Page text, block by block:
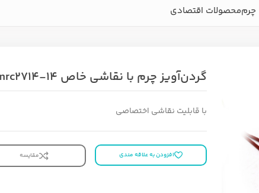
چرممحصولات اقتصادی
گردن‌آویز چرم با نقاشی خاص mrc2714-14
با قابلیت نقاشی اختصاصی
افزودن به علاقه مندی مقایسه